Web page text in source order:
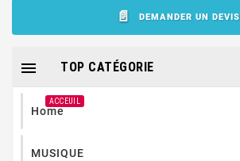
DEMANDER UN DEVIS
TOP CATÉGORIE

Home
ACCEUIL
MUSIQUE